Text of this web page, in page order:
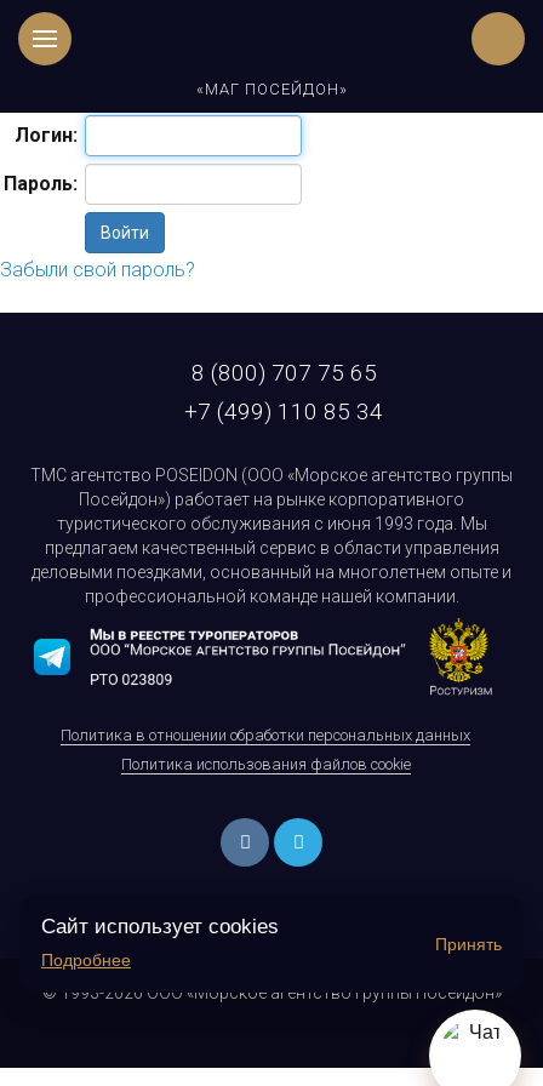
«МАГ ПОСЕЙДОН»
Для просмотра этой страницы вы должны быть
авторизованы.
Пожалуйста, авторизуйтесь:
Логин:
Пароль:
Забыли свой пароль?
8 (800) 707 75 65
+7 (499) 110 85 34
ТМС агентство POSEIDON (ООО «Морское агентство группы
Посейдон») работает на рынке корпоративного
туристического обслуживания с июня 1993 года. Мы
предлагаем качественный сервис в области управления
деловыми поездками, основанный на многолетнем опыте и
профессиональной команде нашей компании.
Политика в отношении обработки персональных данных
Политика использования файлов cookie
© 1993-2026 ООО «Морское агентство группы Посейдон»
Сайт использует cookies
Подробнее
Принять